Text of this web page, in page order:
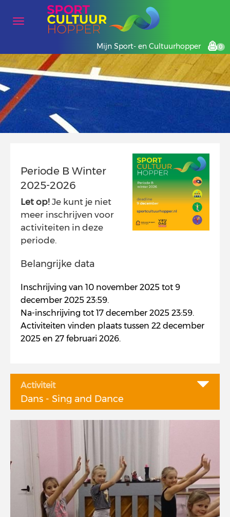
Mijn Sport- en Cultuurhopper 0
Periode B Winter
2025-2026
Let op! Je kunt je niet
meer inschrijven voor
activiteiten in deze
periode.
Belangrijke data
Inschrijving van 10 november 2025 tot 9
december 2025 23:59.
Na-inschrijving tot 17 december 2025 23:59.
Activiteiten vinden plaats tussen 22 december
2025 en 27 februari 2026.
Activiteit
Dans - Sing and Dance